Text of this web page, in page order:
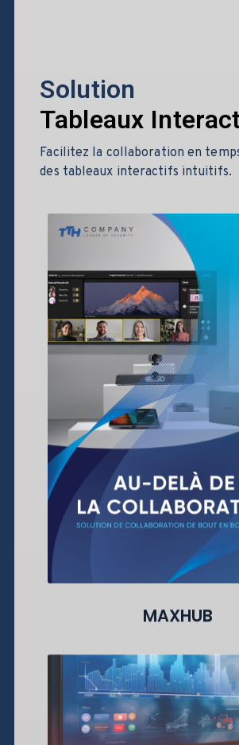
Solution
Tableaux
Facilitez la collaboration en
des tableaux interactifs intuitifs.
MAXHUB